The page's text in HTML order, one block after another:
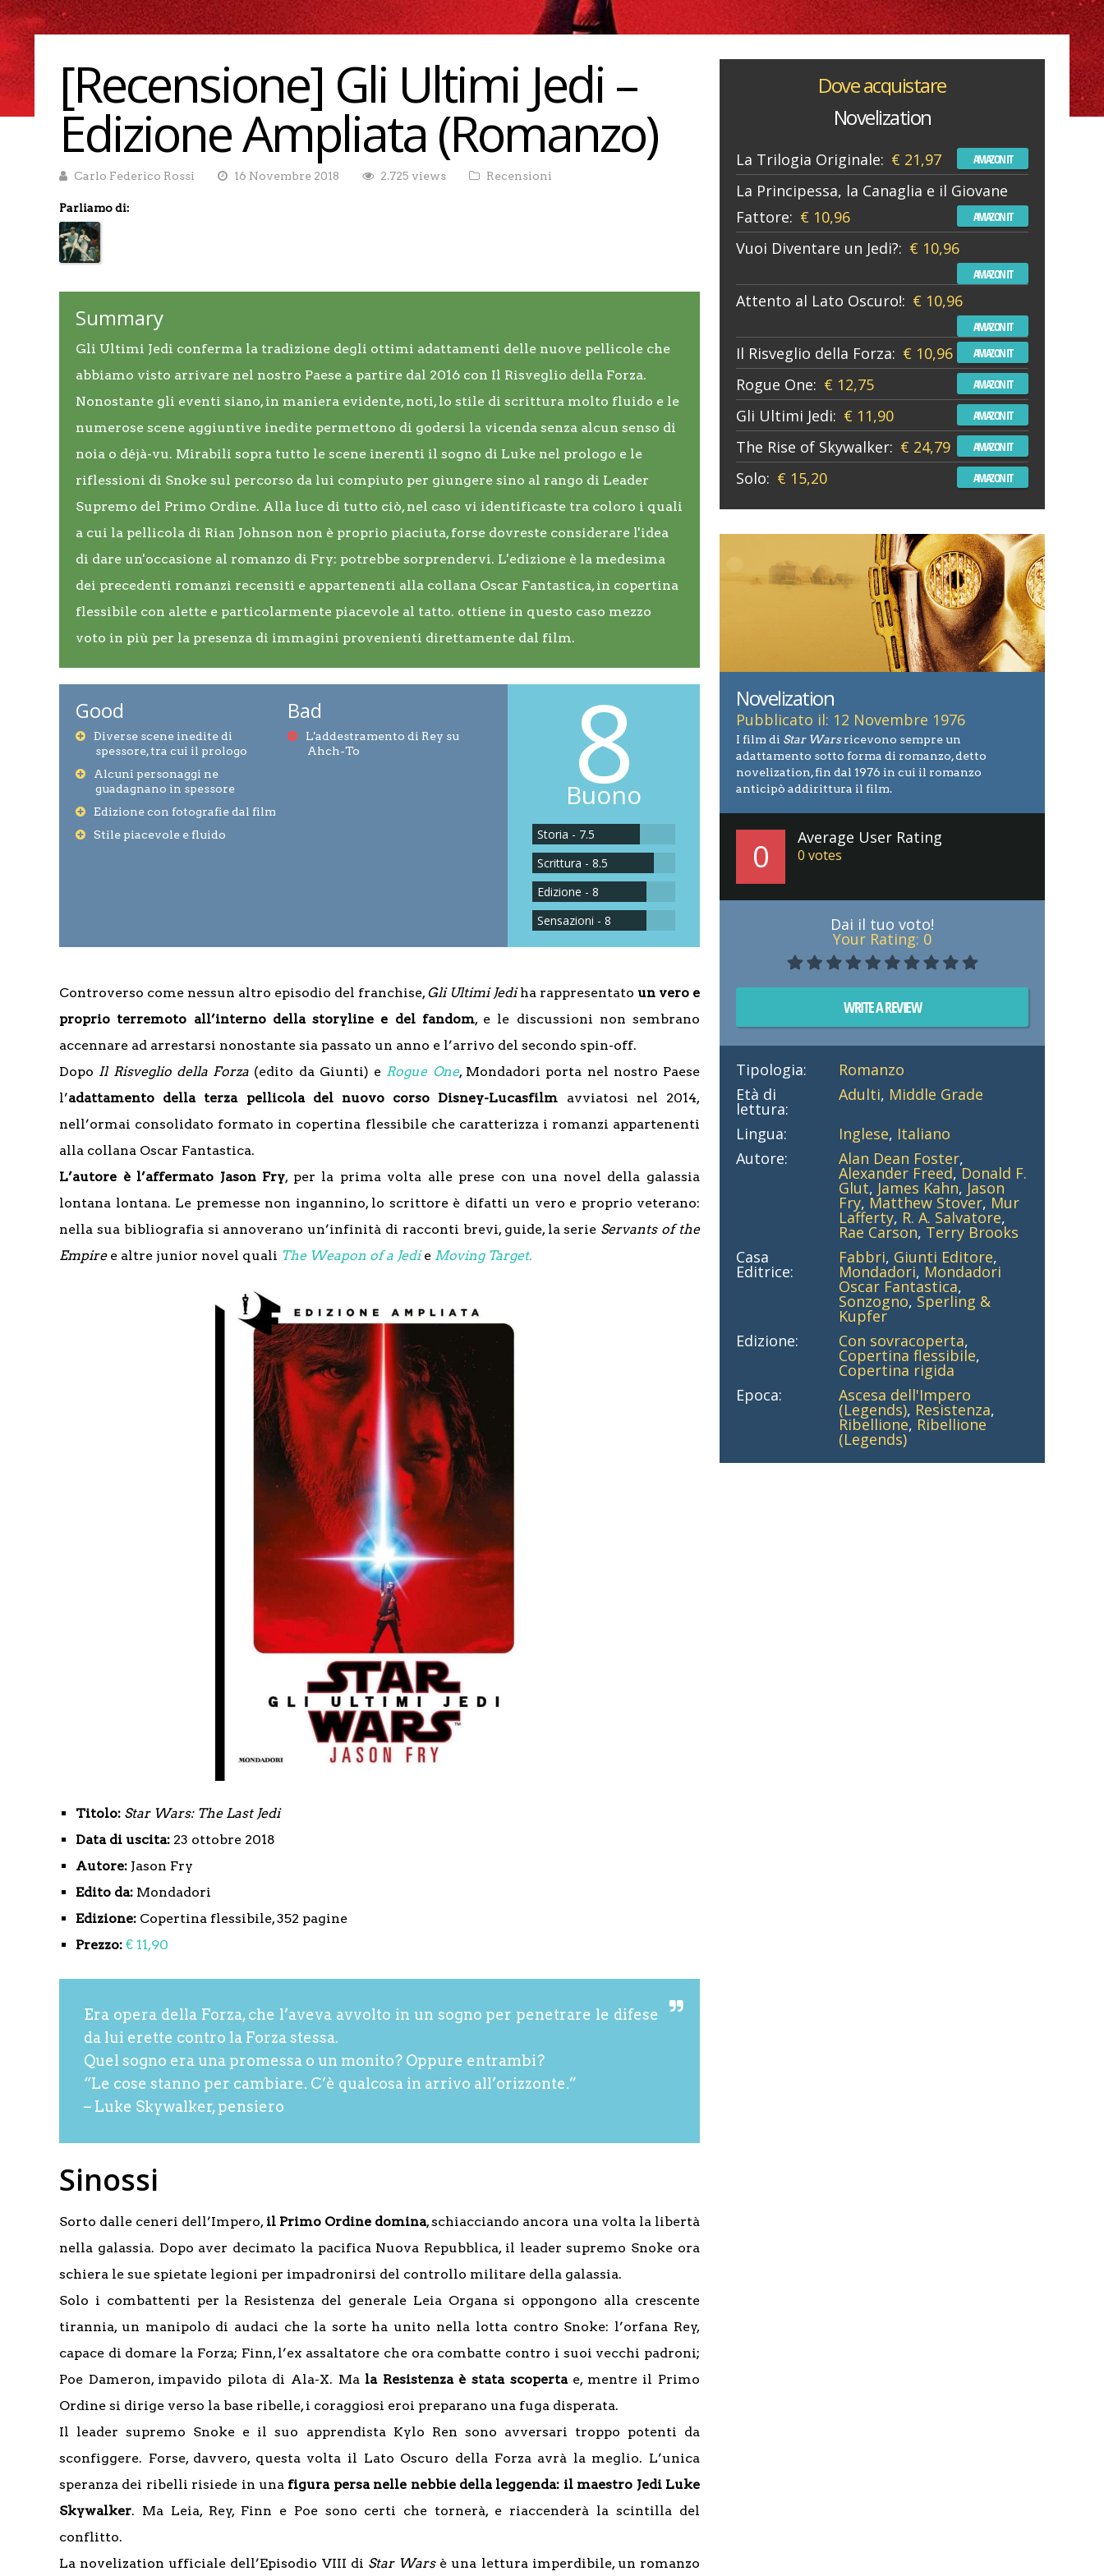
[Recensione] Gli Ultimi Jedi –
Edizione Ampliata (Romanzo)
Carlo Federico Rossi 16 Novembre 2018 2.725 views Recensioni
Parliamo di:
Summary
Gli Ultimi Jedi conferma la tradizione degli ottimi adattamenti delle nuove pellicole che
abbiamo visto arrivare nel nostro Paese a partire dal 2016 con Il Risveglio della Forza.
Nonostante gli eventi siano, in maniera evidente, noti, lo stile di scrittura molto fluido e le
numerose scene aggiuntive inedite permettono di godersi la vicenda senza alcun senso di
noia o déjà-vu. Mirabili sopra tutto le scene inerenti il sogno di Luke nel prologo e le
riflessioni di Snoke sul percorso da lui compiuto per giungere sino al rango di Leader
Supremo del Primo Ordine. Alla luce di tutto ciò, nel caso vi identificaste tra coloro i quali
a cui la pellicola di Rian Johnson non è proprio piaciuta, forse dovreste considerare l'idea
di dare un'occasione al romanzo di Fry: potrebbe sorprendervi. L'edizione è la medesima
dei precedenti romanzi recensiti e appartenenti alla collana Oscar Fantastica, in copertina
flessibile con alette e particolarmente piacevole al tatto. ottiene in questo caso mezzo
voto in più per la presenza di immagini provenienti direttamente dal film.
Good
Diverse scene inedite di
spessore, tra cui il prologo
Alcuni personaggi ne
guadagnano in spessore
Edizione con fotografie dal film
Stile piacevole e fluido
Bad
L'addestramento di Rey su
Ahch-To
8
Buono
Storia - 7.5
Scrittura - 8.5
Edizione - 8
Sensazioni - 8
Controverso come nessun altro episodio del franchise,Gli Ultimi Jediha rappresentato un vero e
proprio terremoto all’interno della storyline e del fandom, e le discussioni non sembrano
accennare ad arrestarsi nonostante sia passato un anno e l’arrivo del secondo spin-off.
Dopo Il Risveglio della Forza (edito da Giunti) e Rogue One, Mondadori porta nel nostro Paese
l’adattamento della terza pellicola del nuovo corso Disney-Lucasfilm avviatosi nel 2014,
nell’ormai consolidato formato in copertina flessibile che caratterizza i romanzi appartenenti
alla collana Oscar Fantastica.
L’autore è l’affermato Jason Fry, per la prima volta alle prese con una novel della galassia
lontana lontana. Le premesse non ingannino, lo scrittore è difatti un vero e proprio veterano:
nella sua bibliografia si annoverano un’infinità di racconti brevi, guide, la serie Servants of the
Empiree altre junior novel quali The Weapon of a Jedie Moving Target.
Titolo: Star Wars: The Last Jedi
Data di uscita: 23 ottobre 2018
Autore: Jason Fry
Edito da: Mondadori
Edizione: Copertina flessibile, 352 pagine
Prezzo: € 11,90
Era opera della Forza, che l’aveva avvolto in un sogno per penetrare le difese
da lui erette contro la Forza stessa.
Quel sogno era una promessa o un monito? Oppure entrambi?
“Le cose stanno per cambiare. C’è qualcosa in arrivo all’orizzonte.”
– Luke Skywalker, pensiero
Sinossi
Sorto dalle ceneri dell’Impero, il Primo Ordine domina, schiacciando ancora una volta la libertà
nella galassia. Dopo aver decimato la pacifica Nuova Repubblica, il leader supremo Snoke ora
schiera le sue spietate legioni per impadronirsi del controllo militare della galassia.
Solo i combattenti per la Resistenza del generale Leia Organa si oppongono alla crescente
tirannia, un manipolo di audaci che la sorte ha unito nella lotta contro Snoke: l’orfana Rey,
capace di domare la Forza; Finn, l’ex assaltatore che ora combatte contro i suoi vecchi padroni;
Poe Dameron, impavido pilota di Ala-X. Ma la Resistenza è stata scopertae, mentre il Primo
Ordine si dirige verso la base ribelle, i coraggiosi eroi preparano una fuga disperata.
Il leader supremo Snoke e il suo apprendista Kylo Ren sono avversari troppo potenti da
sconfiggere. Forse, davvero, questa volta il Lato Oscuro della Forza avrà la meglio. L’unica
speranza dei ribelli risiede in una figura persa nelle nebbie della leggenda: il maestro Jedi Luke
Skywalker. Ma Leia, Rey, Finn e Poe sono certi che tornerà, e riaccenderà la scintilla del
conflitto.
La novelization ufficiale dell’Episodio VIII di Star Warsè una lettura imperdibile, un romanzo
Dove acquistare
Novelization
La Trilogia Originale: € 21,97 AMAZON IT
La Principessa, la Canaglia e il Giovane
Fattore: € 10,96 AMAZON IT
Vuoi Diventare un Jedi?: € 10,96
AMAZON IT
Attento al Lato Oscuro!: € 10,96
AMAZON IT
Il Risveglio della Forza: € 10,96 AMAZON IT
Rogue One: € 12,75 AMAZON IT
Gli Ultimi Jedi: € 11,90 AMAZON IT
The Rise of Skywalker: € 24,79 AMAZON IT
Solo: € 15,20 AMAZON IT
Novelization
Pubblicato il: 12 Novembre 1976
I film di Star Warsricevono sempre un
adattamento sotto forma di romanzo, detto
novelization, fin dal 1976 in cui il romanzo
anticipò addirittura il film.
0 Average User Rating
0 votes
Dai il tuo voto!
Your Rating: 0
WRITE A REVIEW
Tipologia:
Romanzo
Età di
lettura:
Adulti, Middle Grade
Lingua:
Inglese, Italiano
Autore:
Alan Dean Foster,
Alexander Freed, Donald F.
Glut, James Kahn, Jason
Fry, Matthew Stover, Mur
Lafferty, R. A. Salvatore,
Rae Carson, Terry Brooks
Casa
Editrice:
Fabbri, Giunti Editore,
Mondadori, Mondadori
Oscar Fantastica,
Sonzogno, Sperling &
Kupfer
Edizione:
Con sovracoperta,
Copertina flessibile,
Copertina rigida
Epoca:
Ascesa dell'Impero
(Legends), Resistenza,
Ribellione, Ribellione
(Legends)